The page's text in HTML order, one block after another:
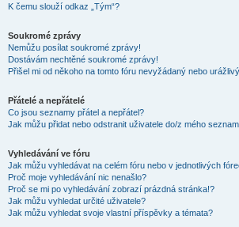
K čemu slouží odkaz „Tým“?
Soukromé zprávy
Nemůžu posílat soukromé zprávy!
Dostávám nechtěné soukromé zprávy!
Přišel mi od někoho na tomto fóru nevyžádaný nebo
Přátelé a nepřátelé
Co jsou seznamy přátel a nepřátel?
Jak můžu přidat nebo odstranit uživatele do/z mého
Vyhledávání ve fóru
Jak můžu vyhledávat na celém fóru nebo v jednotlivých
Proč moje vyhledávání nic nenašlo?
Proč se mi po vyhledávání zobrazí prázdná stránka!?
Jak můžu vyhledat určité uživatele?
Jak můžu vyhledat svoje vlastní příspěvky a témata?